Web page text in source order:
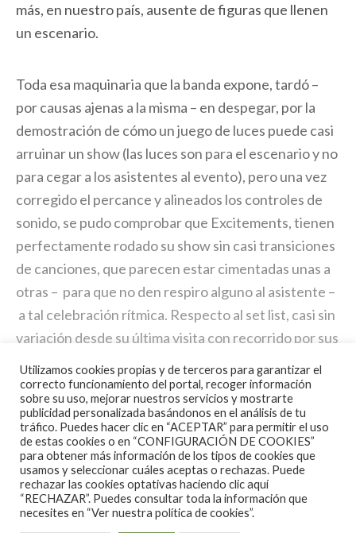
más, en nuestro país, ausente de figuras que llenen
un escenario.
Toda esa maquinaria que la banda expone, tardó –
por causas ajenas a la misma – en despegar, por la
demostración de cómo un juego de luces puede casi
arruinar un show (las luces son para el escenario y no
para cegar a los asistentes al evento), pero una vez
corregido el percance y alineados los controles de
sonido, se pudo comprobar que Excitements, tienen
perfectamente rodado su show sin casi transiciones
de canciones, que parecen estar cimentadas unas a
otras – para que no den respiro alguno al asistente –
a tal celebración rítmica. Respecto al set list, casi sin
variación desde su última visita con recorrido por sus
Mojo train, Ha Ha Ha, Fire, Four Loves, Wait a
Minute, Thats What You Got… y mi favorita sin duda,
Breaking The Rules , siempre impactante (un tema lo
de sus baladas que me parece de lo mejor de su
discografía), sonaron sin tregua, sin cesar. En
definitiva,The Excitementstienen muy pocos
rivales en su género, por no decir casi ninguno
Utilizamos cookies propias y de terceros para garantizar el
correcto funcionamiento del portal, recoger información
sobre su uso, mejorar nuestros servicios y mostrarte
publicidad personalizada basándonos en el análisis de tu
tráfico. Puedes hacer clic en “ACEPTAR” para permitir el uso
de estas cookies o en “CONFIGURACIÓN DE COOKIES”
para obtener más información de los tipos de cookies que
usamos y seleccionar cuáles aceptas o rechazas. Puede
rechazar las cookies optativas haciendo clic aquí
“RECHAZAR”. Puedes consultar toda la información que
necesites en “Ver nuestra política de cookies”.